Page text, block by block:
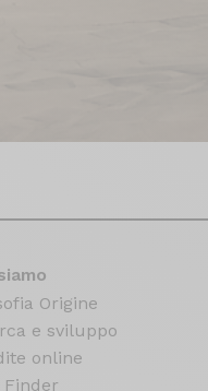
Origine
e sviluppo
online
Finder